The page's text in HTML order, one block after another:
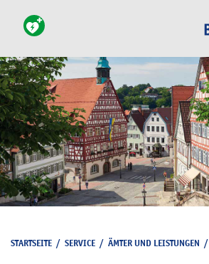
STARTSEITE / SERVICE / ÄMTER UND LEISTUNGEN /